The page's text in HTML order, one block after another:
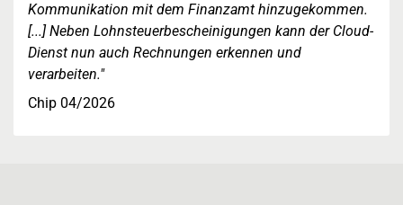
Kommunikation mit dem Finanzamt hinzugekommen.
[...] Neben Lohnsteuerbescheinigungen kann der Cloud-
Dienst nun auch Rechnungen erkennen und
verarbeiten."
Chip 04/2026